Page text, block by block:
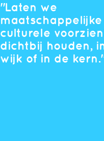
Laten we
maatschappelijke
culturele
dichtbij houden,
wijk of in de kern.